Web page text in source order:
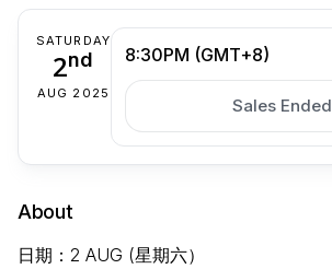
SATURDAY
2nd
AUG 2025
8:30PM (GMT+8)
Sales Ended
About
日期：2 AUG (星期六）